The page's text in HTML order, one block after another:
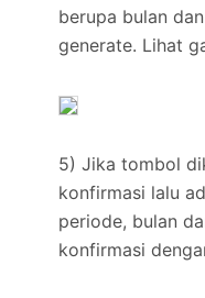
berupa bulan
generate. Lihat
5) Jika tombol
konfirmasi lalu
periode, bulan
konfirmasi